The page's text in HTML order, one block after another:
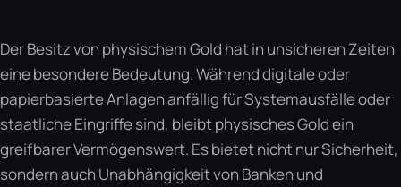
Der Besitz von physischem Gold hat in unsicheren Zeiten
eine besondere Bedeutung. Während digitale oder
papierbasierte Anlagen anfällig für Systemausfälle oder
staatliche Eingriffe sind, bleibt physisches Gold ein
greifbarer Vermögenswert. Es bietet nicht nur Sicherheit,
sondern auch Unabhängigkeit von Banken und